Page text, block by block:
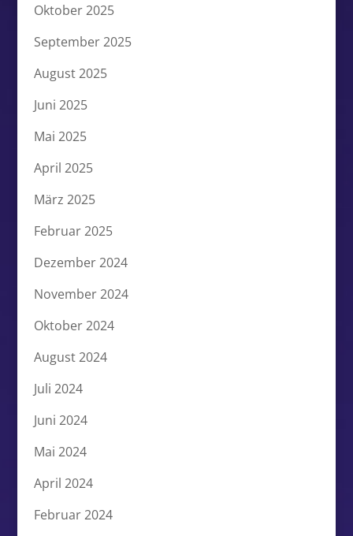
Oktober 2025
September 2025
August 2025
Juni 2025
Mai 2025
April 2025
März 2025
Februar 2025
Dezember 2024
November 2024
Oktober 2024
August 2024
Juli 2024
Juni 2024
Mai 2024
April 2024
Februar 2024